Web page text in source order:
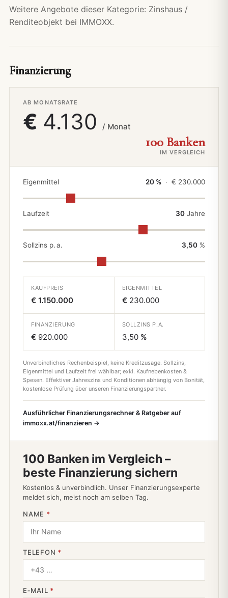
Weitere Angebote dieser Kategorie: Zinshaus /
Renditeobjekt bei IMMOXX.
Finanzierung
AB MONATSRATE
€ 4.130 / Monat
100 Banken
IM VERGLEICH
Eigenmittel 20 % · € 230.000
Laufzeit 30 Jahre
Sollzins p. a. 3,50 %
KAUFPREIS
€ 1.150.000
EIGENMITTEL
€ 230.000
FINANZIERUNG
€ 920.000
SOLLZINS P.A.
3,50%
Unverbindliches Rechenbeispiel, keine Kreditzusage. Sollzins,
Eigenmittel und Laufzeit frei wählbar; exkl. Kaufnebenkosten &
Spesen. Effektiver Jahreszins und Konditionen abhängig von Bonität,
kostenlose Prüfung über unseren Finanzierungspartner.
Ausführlicher Finanzierungsrechner & Ratgeber auf
immoxx.at/finanzieren →
100 Banken im Vergleich –
beste Finanzierung sichern
Kostenlos & unverbindlich. Unser Finanzierungsexperte
meldet sich, meist noch am selben Tag.
NAME *
TELEFON *
E‑MAIL *